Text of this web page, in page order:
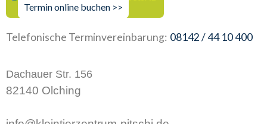
Termin online buchen >>
Telefonische Terminvereinbarung: 08142 / 44 10 400
Dachauer Str. 156
82140 Olching